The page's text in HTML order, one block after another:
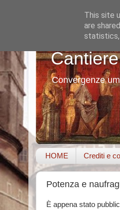
Convergenze
HOME Crediti e
Potenza e
È appena stato
This site
are
statistics,